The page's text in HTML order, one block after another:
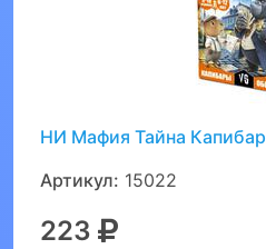
НИ Мафия Тайна Капибар
Артикул: 15022
223